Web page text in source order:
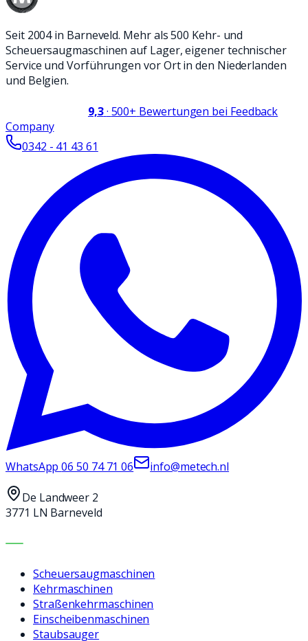
Seit 2004 in Barneveld. Mehr als 500 Kehr- und
Scheuersaugmaschinen auf Lager, eigener technischer
Service und Vorführungen vor Ort in den Niederlanden
und Belgien.
9,3· 500+ Bewertungen bei Feedback
Company
0342 - 41 43 61
WhatsApp06 50 74 71 06 info@metech.nl
De Landweer 2
3771 LN Barneveld
MASCHINEN
Scheuersaugmaschinen
Kehrmaschinen
Straßenkehrmaschinen
Einscheibenmaschinen
Staubsauger